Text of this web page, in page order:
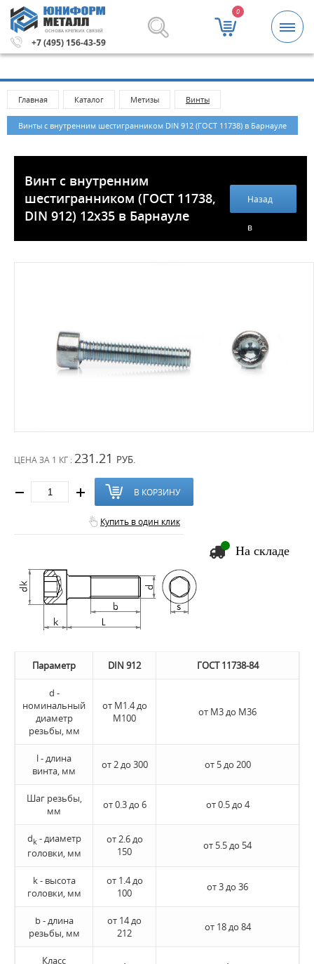
ОСНОВА КРЕПКИХ СВЯЗЕЙ
+7 (495) 156-43-59
0
Метизы и крепежные изделия оптом. Минимальная
Главная Каталог Метизы Винты
Винты с внутренним шестигранником DIN 912 (ГОСТ 11738) в Барнауле
Винт с внутренним
шестигранником (ГОСТ 11738,
DIN 912) 12х35 в Барнауле
Назад
в
ЦЕНА ЗА 1 КГ : 231.21 РУБ.
В КОРЗИНУ
Купить в один клик
На складе
Параметр DIN 912 ГОСТ 11738-84
d -
номинальный
диаметр
резьбы, мм
от М1.4 до
М100
от М3 до М36
l - длина
винта, мм
от 2 до 300 от 5 до 200
Шаг резьбы,
мм
от 0.3 до 6 от 0.5 до 4
dk- диаметр
головки, мм
от 2.6 до
150
от 5.5 до 54
k - высота
головки, мм
от 1.4 до
100
от 3 до 36
b - длина
резьбы, мм
от 14 до
212
от 18 до 84
Класс